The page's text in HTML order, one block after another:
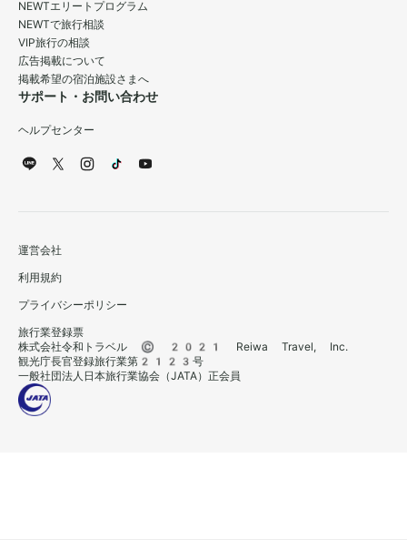
NEWTエリートプログラム
NEWTで旅行相談
VIP旅行の相談
広告掲載について
掲載希望の宿泊施設さまへ
サポート・お問い合わせ
ヘルプセンター
運営会社
利用規約
プライバシーポリシー
旅行業登録票
株式会社令和トラベル © 2021 Reiwa Travel, Inc.
観光庁長官登録旅行業第2123号
一般社団法人日本旅行業協会（JATA）正会員